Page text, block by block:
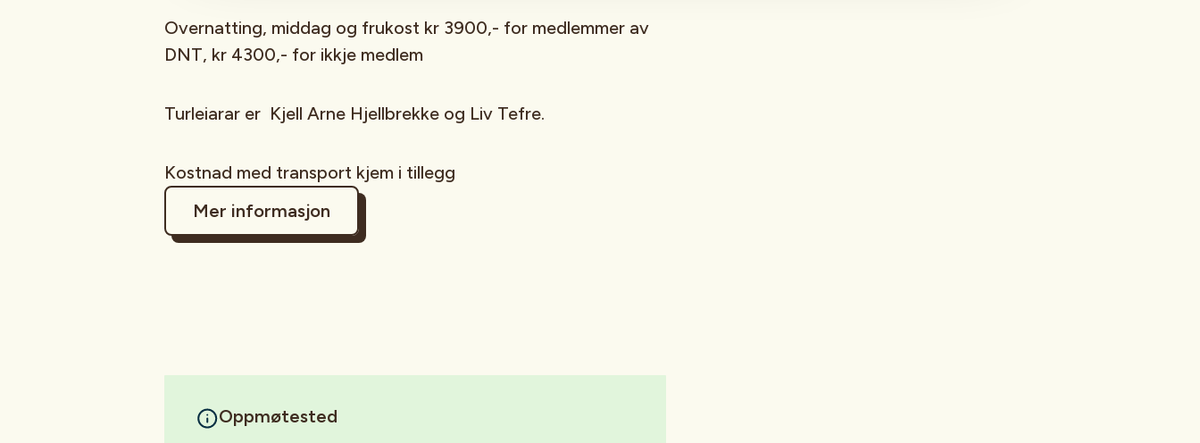
Overnatting, middag og frukost kr 3900,- for medlemmer av
DNT, kr 4300,- for ikkje medlem
Turleiarar er Kjell Arne Hjellbrekke og Liv Tefre.
Kostnad med transport kjem i tillegg
Mer informasjon
Oppmøtested